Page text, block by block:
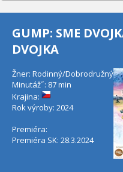
GUMP: SME
DVOJKA
Žner: Rodinný/Dobrodružný
Minutáž˝: 87 min
Krajina:
Rok výroby: 2024
Premiéra:
Premiéra SK: 28.3.2024